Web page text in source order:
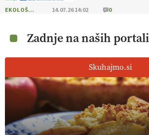
EKOLOŠKO LOGIČNO 14.07.26 14:02 0
Zadnje na naših
Skuhajmo.si